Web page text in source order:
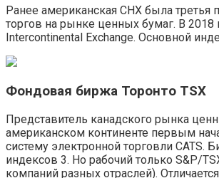
Ранее американская CHX была третья
торгов на рынке ценных бумаг. В 2018
Intercontinental Exchange. Основной
Фондовая биржа Торонто TSX
Представитель канадского рынка
американском континенте первым
систему электронной торговли CATS.
индексов 3. Но рабочий только S&P/
компаний разных отраслей).